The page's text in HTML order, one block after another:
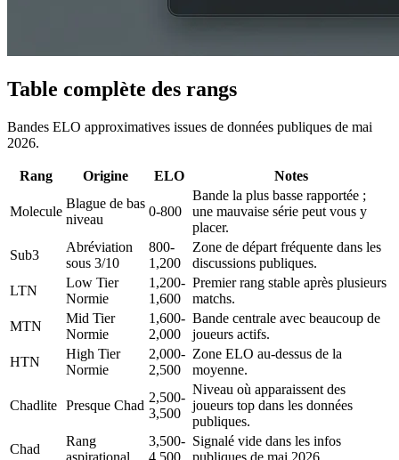
Table complète des rangs
Bandes ELO approximatives issues de données publiques de mai
2026.
Rang Origine ELO Notes
Molecule
Blague de bas
niveau
0-800
Bande la plus basse rapportée ;
une mauvaise série peut vous y
placer.
Sub3
Abréviation
sous 3/10
800-
1,200
Zone de départ fréquente dans les
discussions publiques.
LTN
Low Tier
Normie
1,200-
1,600
Premier rang stable après plusieurs
matchs.
MTN
Mid Tier
Normie
1,600-
2,000
Bande centrale avec beaucoup de
joueurs actifs.
HTN
High Tier
Normie
2,000-
2,500
Zone ELO au-dessus de la
moyenne.
Chadlite Presque Chad
2,500-
3,500
Niveau où apparaissent des
joueurs top dans les données
publiques.
Chad
Rang
aspirational
3,500-
4,500
Signalé vide dans les infos
publiques de mai 2026.